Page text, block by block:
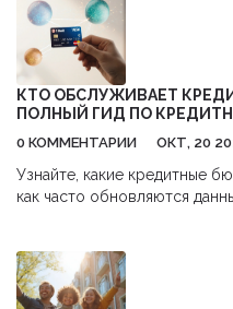
КТО ОБСЛУЖИВАЕТ
ПОЛНЫЙ ГИД ПО
0 КОММЕНТАРИИ ОКТ, 20
Узнайте, какие кредитные
как часто обновляются